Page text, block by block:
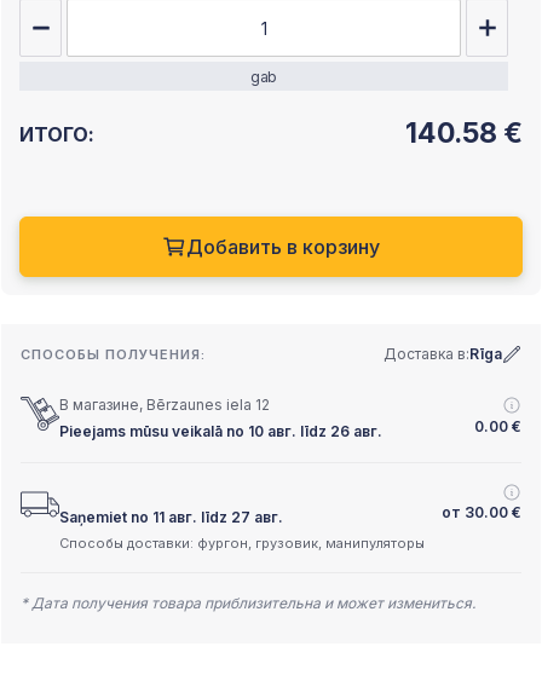
gab
ИТОГО: 140.58 €
Добавить в корзину
СПОСОБЫ ПОЛУЧЕНИЯ: Доставка в:Rīga
В магазине, Bērzaunes iela 12
Pieejams mūsu veikalā no 10 авг. līdz 26 авг.
0.00 €
Saņemiet no 11 авг. līdz 27 авг. от 30.00 €
Способы доставки: фургон, грузовик, манипуляторы
* Дата получения товара приблизительна и может измениться.